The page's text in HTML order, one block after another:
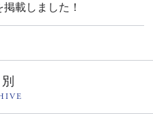
掲載しました！